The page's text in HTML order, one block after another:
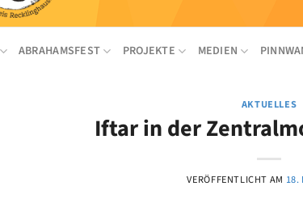
ABRAHAMSFEST PROJEKTE MEDIEN
AKTUELLES
Iftar in der
VERÖFFENTLICHT AM 18.